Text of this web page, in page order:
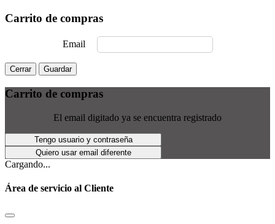
Carrito de compras
Email
Cerrar Guardar
Carrito de compras
El email digitado ya se encuentra registrado
Tengo usuario y contraseña
Quiero usar email diferente
Cargando...
Área de servicio al Cliente